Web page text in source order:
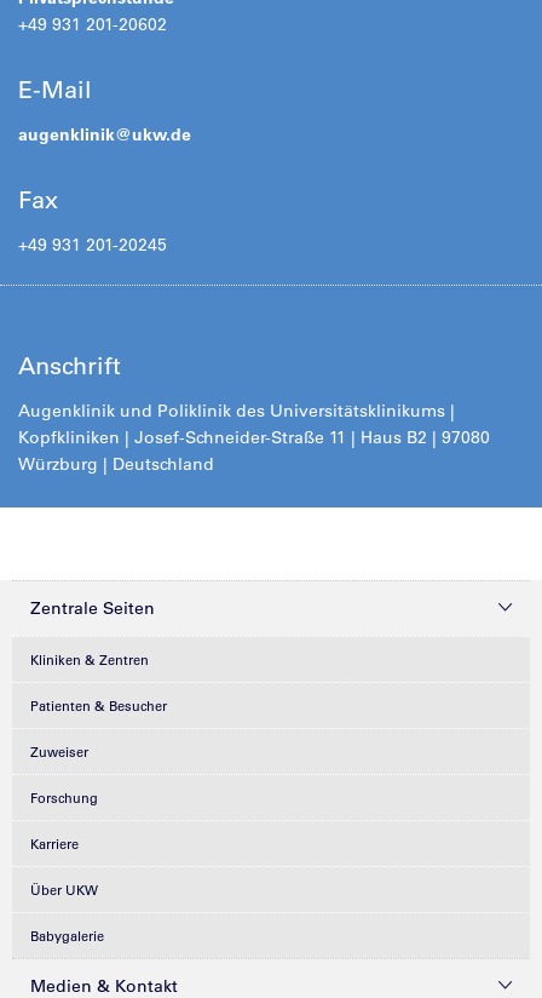
+49 931 201-20602
E-Mail
augenklinik@ukw.de
Fax
+49 931 201-20245
Anschrift
Augenklinik und Poliklinik des Universitätsklinikums |
Kopfkliniken | Josef-Schneider-Straße 11 | Haus B2 | 97080
Würzburg | Deutschland
Zentrale Seiten
Kliniken & Zentren
Patienten & Besucher
Zuweiser
Forschung
Karriere
Über UKW
Babygalerie
Medien & Kontakt